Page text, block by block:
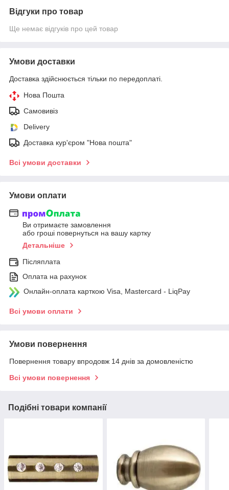
Відгуки про товар
Ще немає відгуків про цей товар
Умови доставки
Доставка здійснюється тільки по передоплаті.
Нова Пошта
Самовивіз
Delivery
Доставка кур'єром "Нова пошта"
Всі умови доставки
Умови оплати
Ви отримаєте замовлення
або гроші повернуться на вашу картку
Детальніше
Післяплата
Оплата на рахунок
Онлайн-оплата карткою Visa, Mastercard - LiqPay
Всі умови оплати
Умови повернення
Повернення товару впродовж 14 днів за домовленістю
Всі умови повернення
Подібні товари компанії